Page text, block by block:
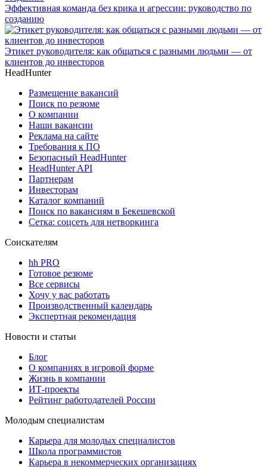
Эффективная команда без крика и агрессии: руководство по
созданию
Этикет руководителя: как общаться с разными людьми — от
клиентов до инвесторов
HeadHunter
Размещение вакансий
Поиск по резюме
О компании
Наши вакансии
Реклама на сайте
Требования к ПО
Безопасный HeadHunter
HeadHunter API
Партнерам
Инвесторам
Каталог компаний
Поиск по вакансиям в Бекешевской
Сетка: соцсеть для нетворкинга
Соискателям
hh PRO
Готовое резюме
Все сервисы
Хочу у вас работать
Производственный календарь
Экспертная рекомендация
Новости и статьи
Блог
О компаниях в игровой форме
Жизнь в компании
ИТ-проекты
Рейтинг работодателей России
Молодым специалистам
Карьера для молодых специалистов
Школа программистов
Карьера в некоммерческих организациях